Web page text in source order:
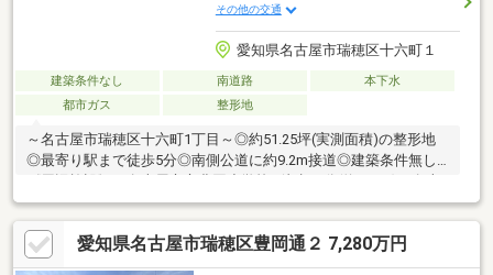
その他の交通
愛知県名古屋市瑞穂区十六町１
建築条件なし 南道路
本下水
都市ガス
整形地
～名古屋市瑞穂区十六町1丁目～◎約51.25坪(実測面積)の整形地
◎最寄り駅まで徒歩5分◎南側公道に約9.2m接道◎建築条件無し
屋市立萩山中学校…徒歩22分(約1710m)・ヤマナカ瑞穂店…徒歩4
分(約320m)・スギドラッグ瑞穂通店…徒歩3分(約210m)・セブンイ
レブン名古屋瑞穂区役所前店…徒歩5分(約340m)・ファミリーマー
ト瑞穂本願寺2丁目店…徒歩6分(約450m)・名古屋汐路郵便局…徒
愛知県名古屋市瑞穂区豊岡通２ 7,280万円